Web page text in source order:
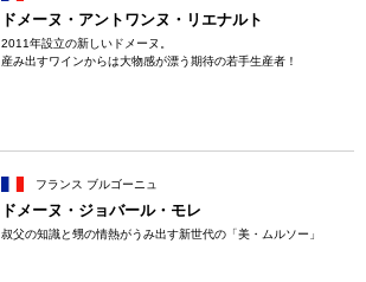
ドメーヌ・アントワンヌ・リエナルト
2011年設立の新しいドメーヌ。
産み出すワインからは大物感が漂う期待の若手生産者！
フランス ブルゴーニュ
ドメーヌ・ジョバール・モレ
叔父の知識と甥の情熱がうみ出す新世代の「美・ムルソー」